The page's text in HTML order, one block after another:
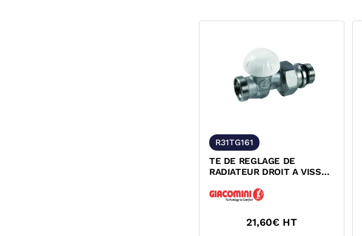
R31TG161
TE DE REGLAGE DE
RADIATEUR DROIT A VISSER
21,60€ HT